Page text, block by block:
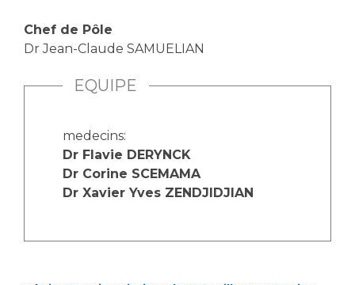
Chef de Pôle
Dr Jean-Claude SAMUELIAN
EQUIPE
medecins:
Dr Flavie DERYNCK
Dr Corine SCEMAMA
Dr Xavier Yves ZENDJIDJIAN